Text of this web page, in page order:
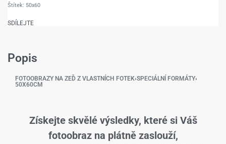
Štítek: 50x60
SDÍLEJTE
Popis
FOTOOBRAZY NA ZEĎ Z VLASTNÍCH FOTEK›SPECIÁLNÍ FORMÁTY›
50X60CM
Získejte skvělé výsledky, které si Váš
fotoobraz na plátně zaslouží,